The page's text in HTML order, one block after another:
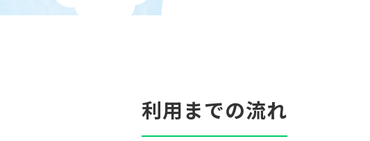
利用までの流れ